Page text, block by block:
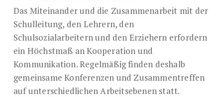
Das Miteinander und die Zusammenarbeit mit der
Schulleitung, den Lehrern, den
Schulsozialarbeitern und den Erziehern erfordern
ein Höchstmaß an Kooperation und
Kommunikation. Regelmäßig finden deshalb
gemeinsame Konferenzen und Zusammentreffen
auf unterschiedlichen Arbeitsebenen statt.